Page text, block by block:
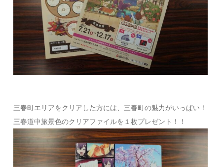
三春町エリアをクリアした方には、三春町の魅力がいっぱい！
三春道中旅景色のクリアファイルを１枚プレゼント！！